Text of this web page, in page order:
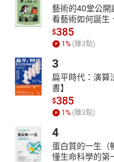
藝術的40堂公開
看藝術如何誕生
$385
1% (賺3點)
3
扁平時代：演算
書】
$385
1% (賺3點)
4
蛋白質的一生（
懂生命科學的第